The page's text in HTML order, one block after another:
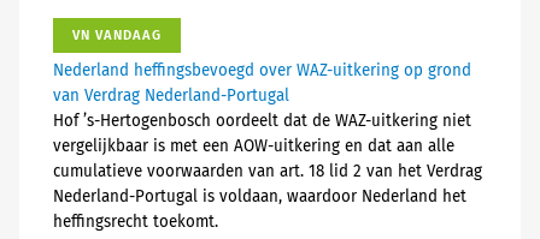
VN VANDAAG
Nederland heffingsbevoegd over WAZ-uitkering op grond
van Verdrag Nederland-Portugal
Hof ’s-Hertogenbosch oordeelt dat de WAZ-uitkering niet
vergelijkbaar is met een AOW-uitkering en dat aan alle
cumulatieve voorwaarden van art. 18 lid 2 van het Verdrag
Nederland-Portugal is voldaan, waardoor Nederland het
heffingsrecht toekomt.